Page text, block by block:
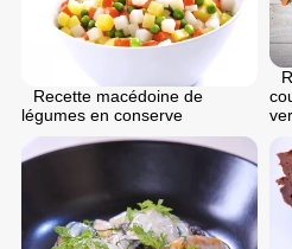
Recette macédoine de
légumes en conserve